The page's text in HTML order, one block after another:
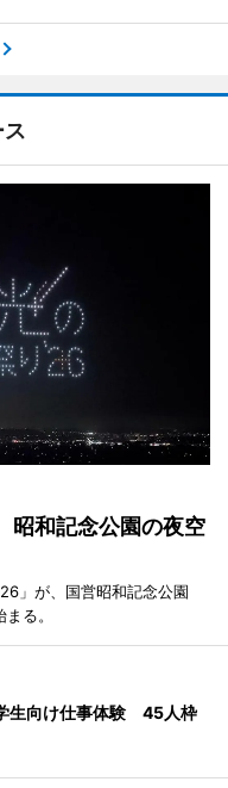
和記念公園の夜空
」が、国営昭和記念公園
る。
生向け仕事体験 45人枠